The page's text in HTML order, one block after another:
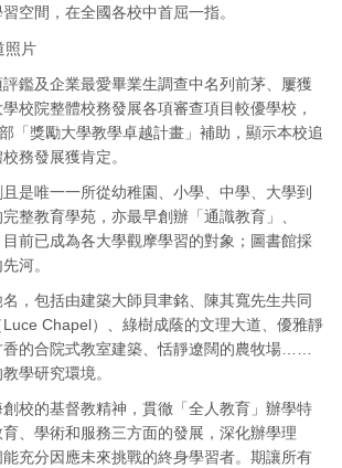
空間，在全國各校中首屈一指。
鑑及企業最愛畢業生調查中名列前茅、屢獲
校院整體校務發展各項審查項目較優學校，
「獎勵大學教學卓越計畫」補助，顯示本校追
務發展獲肯定。
是唯一一所從幼稚園、小學、中學、大學到
整教育學苑，亦最早創辦「通識教育」、
目前已成為各大學觀摩學習的對象；圖書館採
河。
，包括由建築大師貝聿銘、陳其寬先生共同
Chapel）、綠樹成蔭的文理大道、優雅靜
香的合院式教室建築、恬靜遼闊的農牧場……
學研究環境。
校的基督教精神，貫徹「全人教育」辦學特
、學術和服務三方面的發展，深化辦學理
充分因應未來挑戰的終身學習者。期讓所有